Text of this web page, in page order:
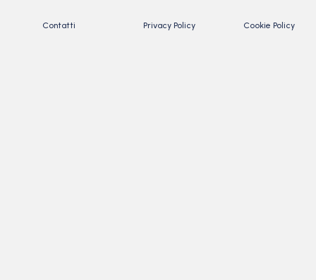
Contatti Privacy Policy Cookie Policy